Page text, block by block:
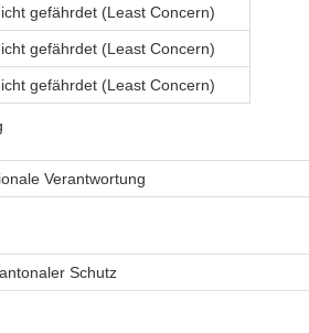
gefährdet (Least Concern)
gefährdet (Least Concern)
gefährdet (Least Concern)
Verantwortung
Schutz